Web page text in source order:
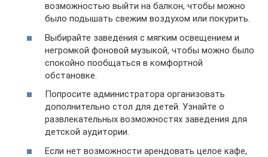
возможностью выйти на балкон, чтобы можно
было подышать свежим воздухом или покурить.
Выбирайте заведения с мягким освещением и
негромкой фоновой музыкой, чтобы можно было
спокойно пообщаться в комфортной
обстановке.
Попросите администратора организовать
дополнительно стол для детей. Узнайте о
развлекательных возможностях заведения для
детской аудитории.
Если нет возможности арендовать целое кафе,